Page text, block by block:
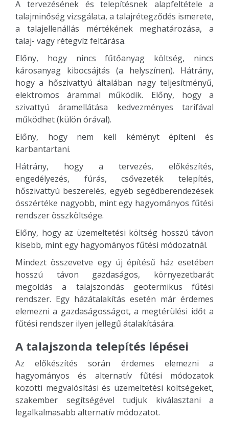
A tervezésének és telepítésnek alapfeltétele a
talajminőség vizsgálata, a talajrétegződés ismerete,
a talajellenállás mértékének meghatározása, a
talaj- vagy rétegvíz feltárása.
Előny, hogy nincs fűtőanyag költség, nincs
károsanyag kibocsájtás (a helyszínen). Hátrány,
hogy a hőszivattyú általában nagy teljesítményű,
elektromos árammal működik. Előny, hogy a
szivattyú áramellátása kedvezményes tarifával
működhet (külön órával).
Előny, hogy nem kell kéményt építeni és
karbantartani.
Hátrány, hogy a tervezés, előkészítés,
engedélyezés, fúrás, csővezeték telepítés,
hőszivattyú beszerelés, egyéb segédberendezések
összértéke nagyobb, mint egy hagyományos fűtési
rendszer összköltsége.
Előny, hogy az üzemeltetési költség hosszú távon
kisebb, mint egy hagyományos fűtési módozatnál.
Mindezt összevetve egy új építésű ház esetében
hosszú távon gazdaságos, környezetbarát
megoldás a talajszondás geotermikus fűtési
rendszer. Egy házátalakítás esetén már érdemes
elemezni a gazdaságosságot, a megtérülési időt a
fűtési rendszer ilyen jellegű átalakítására.
A talajszonda telepítés lépései
Az előkészítés során érdemes elemezni a
hagyományos és alternatív fűtési módozatok
közötti megvalósítási és üzemeltetési költségeket,
szakember segítségével tudjuk kiválasztani a
legalkalmasabb alternatív módozatot.